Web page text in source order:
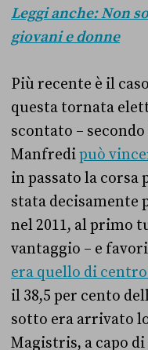
Leggi anche: Non
giovani e donne
Più recente è il
questa tornata
scontato –
Manfredipuò
in passato la corsa
stata decisamente
nel 2011, al primo
vantaggio – e
era quello di
il 38,5 per cento
sotto era arrivato
Magistris, a capo